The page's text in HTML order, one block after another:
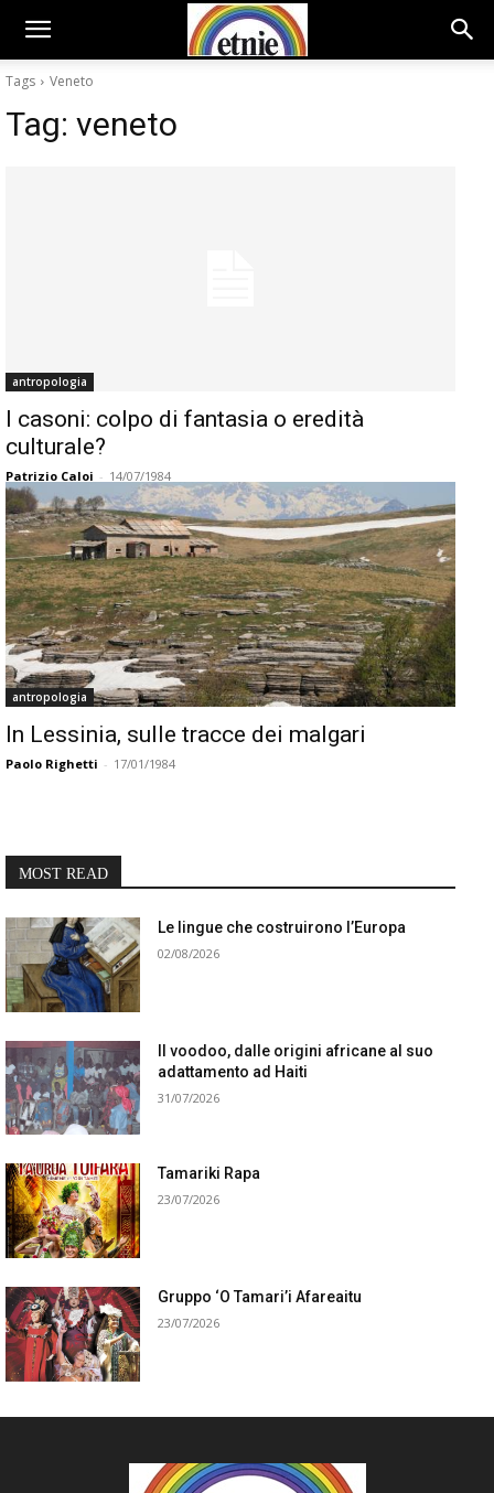
Tags Veneto
Tag: veneto
antropologia
I casoni: colpo di fantasia o eredità
culturale?
Patrizio Caloi - 14/07/1984
antropologia
In Lessinia, sulle tracce dei malgari
Paolo Righetti - 17/01/1984
MOST READ
Le lingue che costruirono l’Europa
02/08/2026
Il voodoo, dalle origini africane al suo
adattamento ad Haiti
31/07/2026
Tamariki Rapa
23/07/2026
Gruppo ‘O Tamari’i Afareaitu
23/07/2026